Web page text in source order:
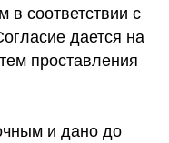
соответствии с
дается на
проставления
и дано до